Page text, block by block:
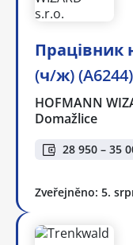
Працівник
(ч/ж) (A6244)
HOFMANN
Domažlice
28 950 – 35
Zveřejněno: 5.